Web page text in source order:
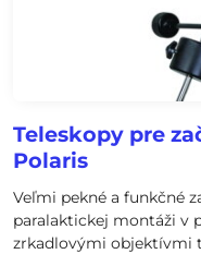
Teleskopy pre
Polaris
Veľmi pekné a funkčné
paralaktickej montáži v
zrkadlovými objektívmi